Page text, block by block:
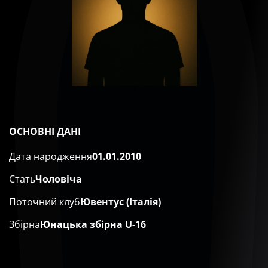
ОСНОВНІ ДАНІ
Дата народження01.01.2010
СтатьЧоловіча
Поточний клубЮвентус (Італія)
ЗбірнаЮнацька збірна U-16